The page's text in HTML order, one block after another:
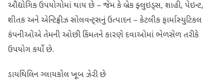
ઔદ્યોગિક ઉપયોગોમાં થાય છે – જેમ કે બ્રેક ફ્લુઇડ્સ, શાહી, પેઇન્ટ,
શીતક અને એન્ટિફ્રીઝ સોલવન્ટ્સનું ઉત્પાદન – કેટલીક ફાર્માસ્યુટિકલ
કંપનીઓએ તેમની ઓછી કિંમતને કારણે દવાઓમાં ભેળસેળ તરીકે
ઉપયોગ કર્યો છે.
ડાયથિલિન ગ્લાયકોલ ખૂબ ઝેરી છે